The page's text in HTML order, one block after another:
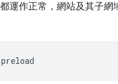
運作正常，網站及其子網